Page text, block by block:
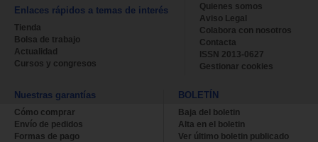
Enlaces rápidos a temas de interés
Tienda
Bolsa de trabajo
Actualidad
Cursos y congresos
Quienes somos
Aviso Legal
Colabora con nosotros
Contacta
ISSN 2013-0627
Gestionar cookies
Nuestras garantías
Cómo comprar
Envío de pedidos
Formas de pago
BOLETÍN
Baja del boletin
Alta en el boletin
Ver último boletin publicado